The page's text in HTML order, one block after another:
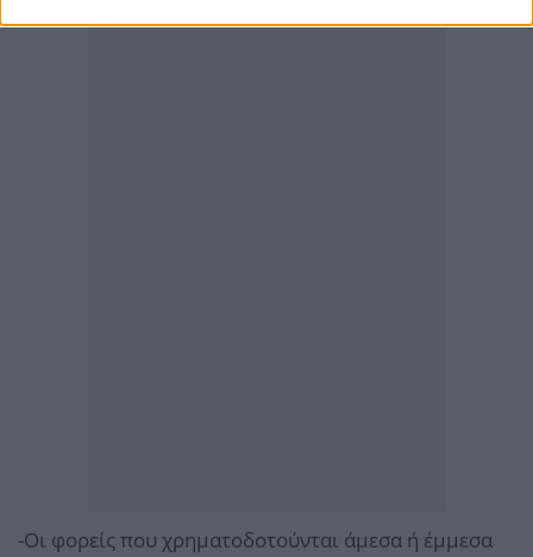
-Οι φορείς που χρηματοδοτούνται άμεσα ή έμμεσα